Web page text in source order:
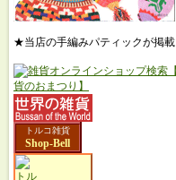
★当店の手編みパティックが掲載
トルコ雑貨
Shop-Bell